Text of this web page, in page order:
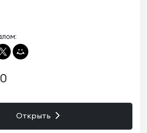
0
Открыть